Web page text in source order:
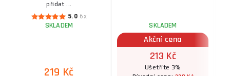
přidat ...
5.0 6x
SKLADEM
219 Kč
SKLADEM
Akční cena
213 Kč
Ušetříte 3%